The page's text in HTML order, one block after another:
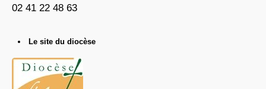
02 41 22 48 63
Le site du diocèse